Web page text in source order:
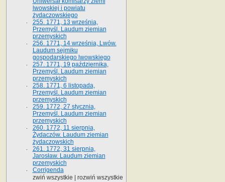
lwowskiej i powiatu
żydaczowskiego
255. 1771, 13 września,
Przemyśl. Laudum ziemian
przemyskich
256. 1771, 14 września, Lwów.
Laudum sejmiku
gospodarskiego lwowskiego
257. 1771, 19 października,
Przemyśl. Laudum ziemian
przemyskich
258. 1771, 6 listopada,
Przemyśl. Laudum ziemian
przemyskich
259. 1772, 27 stycznia,
Przemyśl. Laudum ziemian
przemyskich
260. 1772, 11 sierpnia,
Żydaczów. Laudum ziemian
żydaczowskich
261. 1772, 31 sierpnia,
Jarosław. Laudum ziemian
przemyskich
Corrigenda
zwiń wszystkie
rozwiń wszystkie